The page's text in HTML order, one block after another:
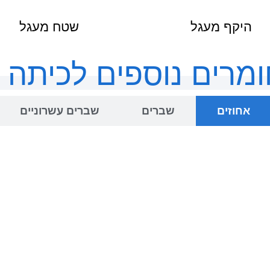
היקף מעגל שטח מעגל
נוספים לכיתה
אחוזים שברים שברים עשרוניים